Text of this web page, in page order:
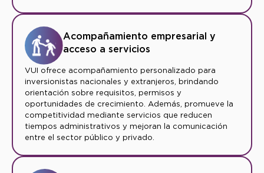
Acompañamiento empresarial y
acceso a servicios
VUI ofrece acompañamiento personalizado para
inversionistas nacionales y extranjeros, brindando
orientación sobre requisitos, permisos y
oportunidades de crecimiento. Además, promueve la
competitividad mediante servicios que reducen
tiempos administrativos y mejoran la comunicación
entre el sector público y privado.